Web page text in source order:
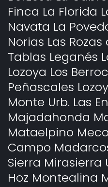
Finca La Florida
Navata La
Norias Las
Tablas Leganés
Lozoya Los
Peñascales
Monte Urb. Las
Majadahonda
Mataelpino
Campo
Sierra Mirasierra
Hoz Montealina